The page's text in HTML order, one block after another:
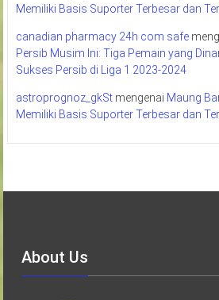
Memiliki Basis Suporter Terbesar dan
canadian pharmacy 24h com safe
Persib Musim Ini: Tiga Pemain yang
Sukses Persib di Liga 1 2023-2024
astroprognoz_gkStmengenai Maung
Memiliki Basis Suporter Terbesar dan
About Us